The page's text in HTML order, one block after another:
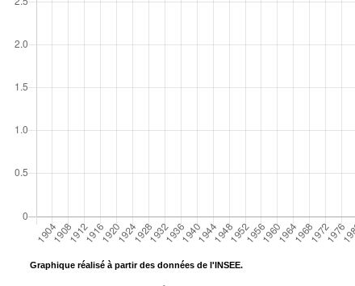
Graphique réalisé à partir des données de l'INSEE.